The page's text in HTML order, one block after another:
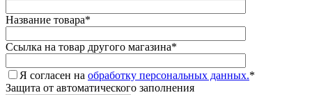
Название товара*
Ссылка на товар другого магазина*
Я согласен на обработку персональных данных.*
Защита от автоматического заполнения